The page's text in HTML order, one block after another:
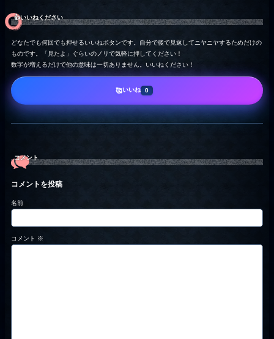
👍️いいねください
どなたでも何回でも押せるいいねボタンです。自分で後で見返してニヤニヤするためだけの
ものです。「見たよ」ぐらいのノリで気軽に押してください！
数字が増えるだけで他の意味は一切ありません。いいねください！
🥰いいね 0
コメント
コメントを投稿
名前
コメント ※